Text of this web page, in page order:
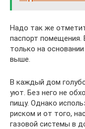
Надо так же
паспорт помещения.
только на
выше.
В каждый дом
уют. Без него не
пищу. Однако
риском и от того,
газовой системы в